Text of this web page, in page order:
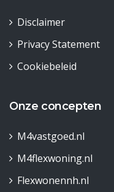
Disclaimer
Privacy Statement
Cookiebeleid
Onze concepten
M4vastgoed.nl
M4flexwoning.nl
Flexwonennh.nl